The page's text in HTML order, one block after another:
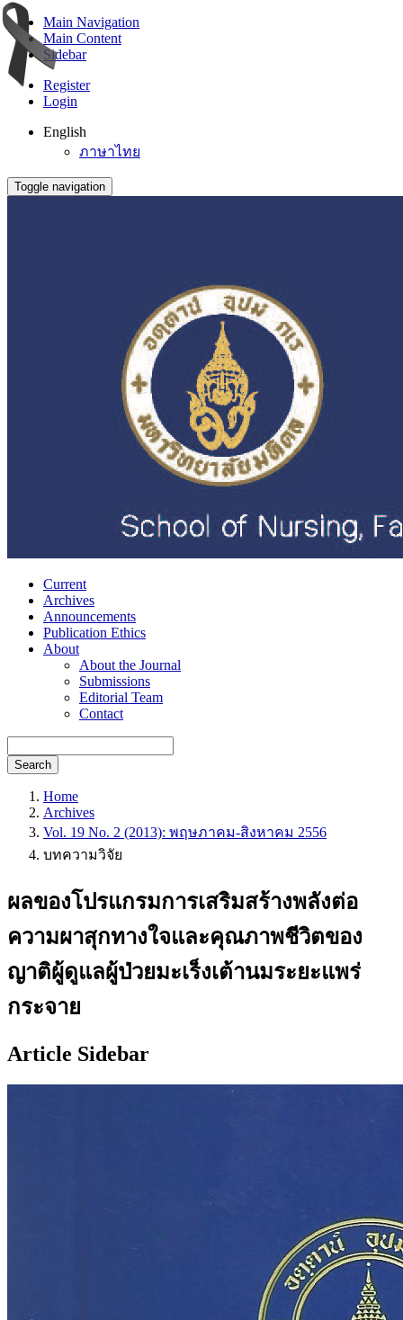
Main Navigation
Main Content
Sidebar
Register
Login
English
ภาษาไทย
Toggle navigation
Current
Archives
Announcements
Publication Ethics
About
About the Journal
Submissions
Editorial Team
Contact
Search
Home
Archives
Vol. 19 No. 2 (2013): พฤษภาคม-สิงหาคม 2556
บทความวิจัย
ผลของโปรแกรมการเสริมสร้างพลังต่อ
ความผาสุกทางใจและคุณภาพชีวิตของ
ญาติผู้ดูแลผู้ป่วยมะเร็งเต้านมระยะแพร่
กระจาย
Article Sidebar